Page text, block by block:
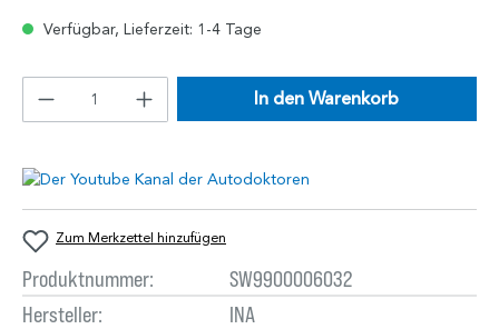
Verfügbar, Lieferzeit: 1-4 Tage
In den Warenkorb
Zum Merkzettel hinzufügen
Produktnummer:
SW9900006032
Hersteller:
INA